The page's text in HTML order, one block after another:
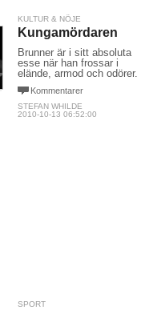
KULTUR & NÖJE
Kungamördaren
Brunner är i sitt absoluta
esse när han frossar i
elände, armod och odörer.
Kommentarer
STEFAN WHILDE
2010-10-13 06:52:00
SPORT